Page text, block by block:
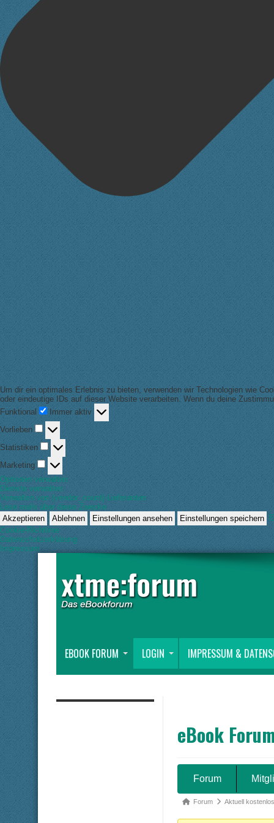
Um dir ein optimales Erlebnis zu bieten, verwenden wir Technologien wie
oder eindeutige IDs auf dieser Website verarbeiten. Wenn du deine
Funktional
Funktional
Immer aktiv
Vorlieben
Vorlieben
Statistiken Statistiken
Marketing
Marketing
Optionen verwalten
Dienste verwalten
Verwalten von {vendor_count}-Lieferanten
Lese mehr über diese Zwecke
Akzeptieren
Ablehnen Einstellungen ansehen Einstellungen speichern
Cookie-Richtlinie
Datenschutzerklärung
Impressum
EBOOK FORUM LOGIN IMPRESSUM &
eBook
Forum-
Forum
Forum-Forum Aktuell